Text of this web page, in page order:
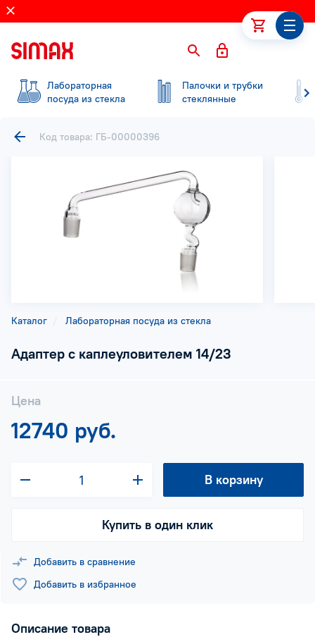
Лабораторная
посуда из стекла
Палочки и трубки
стеклянные
Каталог Лабораторная посуда из стекла
Адаптер с каплеуловителем 14/23
Цена
12740 руб.
В корзину
Купить в один клик
Добавить в сравнение
Добавить в избранное
Описание товара
Код товара: ГБ-00000396